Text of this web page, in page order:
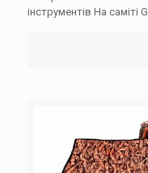
інструментів На саміті